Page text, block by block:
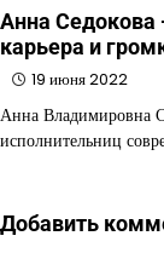
Анна Седокова
карьера и
19 июня 2022
Анна Владимировна
исполнительниц
Добавить